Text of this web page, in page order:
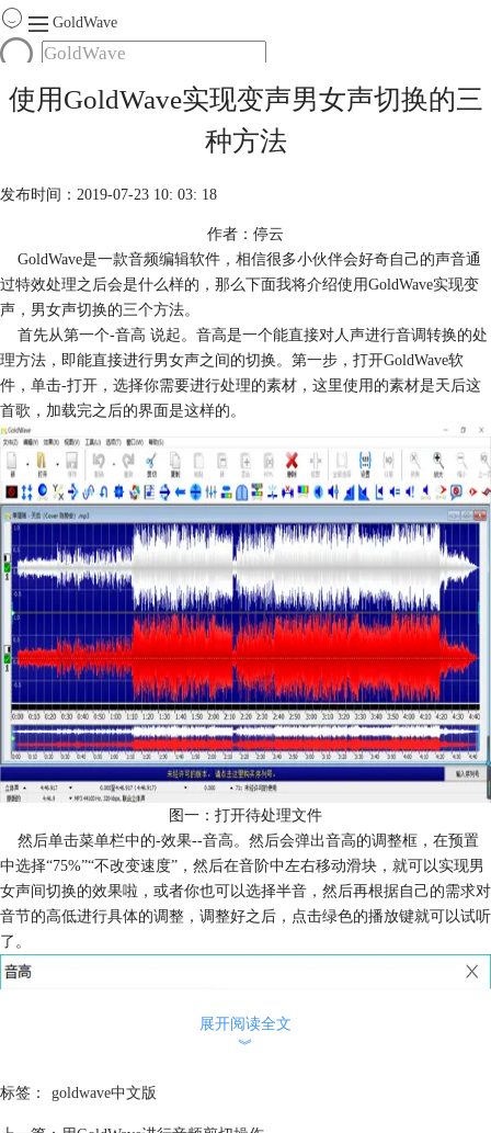
GoldWave
首页
产品
使用GoldWave实现变声男女声切换的三
种方法
发布时间：2019-07-23 10: 03: 18
作者：停云
GoldWave是一款音频编辑软件，相信很多小伙伴会好奇自己的声音通
过特效处理之后会是什么样的，那么下面我将介绍使用GoldWave实现变
声，男女声切换的三个方法。
首先从第一个-音高 说起。音高是一个能直接对人声进行音调转换的处
理方法，即能直接进行男女声之间的切换。第一步，打开GoldWave软
件，单击-打开，选择你需要进行处理的素材，这里使用的素材是天后这
首歌，加载完之后的界面是这样的。
图一：打开待处理文件
然后单击菜单栏中的-效果--音高。然后会弹出音高的调整框，在预置
中选择“75%”“不改变速度”，然后在音阶中左右移动滑块，就可以实现男
女声间切换的效果啦，或者你也可以选择半音，然后再根据自己的需求对
音节的高低进行具体的调整，调整好之后，点击绿色的播放键就可以试听
了。
展开阅读全文
︾
标签： goldwave中文版